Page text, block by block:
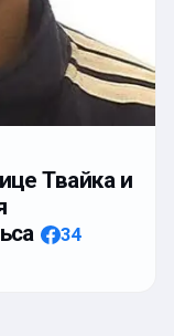
Твайка и
34